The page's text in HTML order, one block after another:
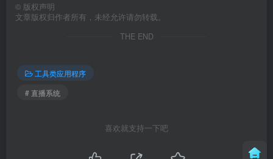
© 版权声明
文章版权归作者所有，未经允许请勿转载。
THE END
工具类应用程序
# 直播系统
喜欢就支持一下吧